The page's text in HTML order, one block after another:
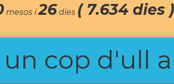
mesos i26dies ( 7.634 dies )
cop d'ull